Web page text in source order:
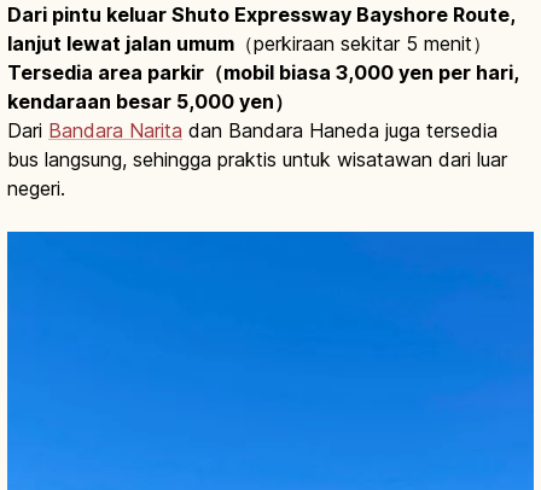
Dari pintu keluar Shuto Expressway Bayshore Route,
lanjut lewat jalan umum （perkiraan sekitar 5 menit）
Tersedia area parkir（mobil biasa 3,000 yen per hari,
kendaraan besar 5,000 yen）
Dari Bandara Narita dan Bandara Haneda juga tersedia
bus langsung, sehingga praktis untuk wisatawan dari luar
negeri.